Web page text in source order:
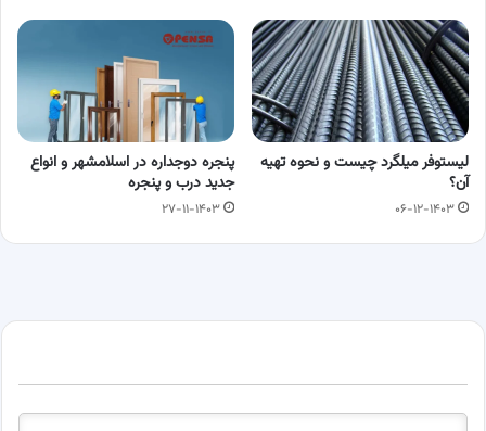
لیستوفر میلگرد چیست و نحوه تهیه
آن؟
۰۶-۱۲-۱۴۰۳
پنجره دوجداره در اسلامشهر و انواع
جدید درب و پنجره
۲۷-۱۱-۱۴۰۳